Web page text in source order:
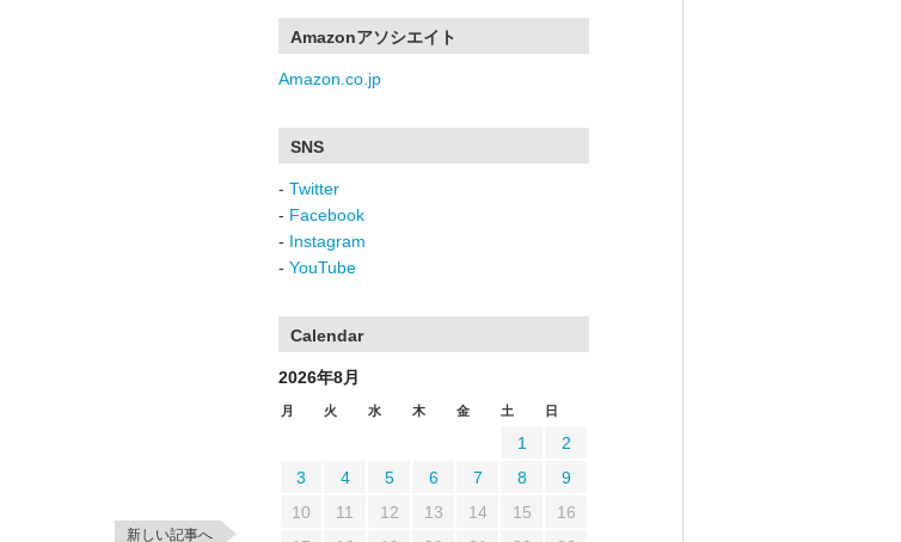
新しい記事へ
Amazonアソシエイト
Amazon.co.jp
SNS
- Twitter
- Facebook
- Instagram
- YouTube
Calendar
2026年8月
月 火 水 木 金 土 日
1
2
3
4 5 6 7 8
9
10
11 12 13 14 15
16